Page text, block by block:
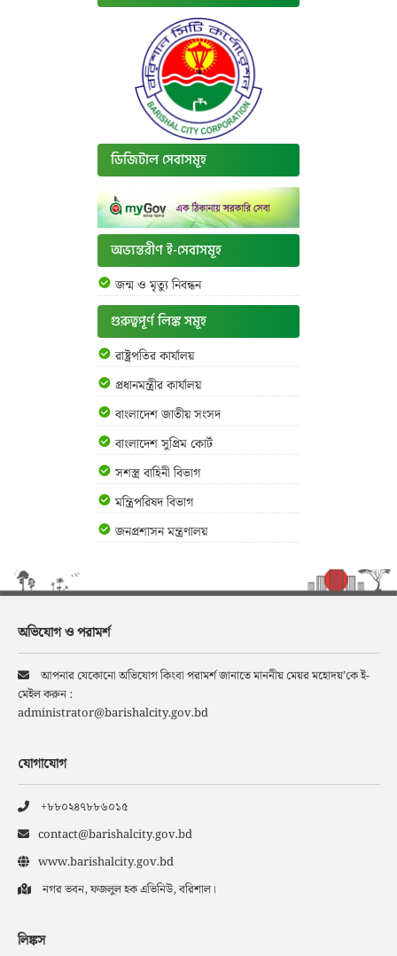
ডিজিটাল সেবাসমূহ
অভ্যন্তরীণ ই-সেবাসমূহ
জন্ম ও মৃত্যু নিবন্ধন
গুরুত্বপূর্ণ লিঙ্ক সমূহ
রাষ্ট্রপতির কার্যালয়
প্রধানমন্ত্রীর কার্যালয়
বাংলাদেশ জাতীয় সংসদ
বাংলাদেশ সুপ্রিম কোর্ট
সশস্ত্র বাহিনী বিভাগ
মন্ত্রিপরিষদ বিভাগ
জনপ্রশাসন মন্ত্রণালয়
অভিযোগ ও পরামর্শ
আপনার যেকোনো অভিযোগ কিংবা পরামর্শ জানাতে মাননীয় মেয়র মহোদয়’কে ই-
মেইল করুন :
administrator@barishalcity.gov.bd
যোগাযোগ
+৮৮০২৪৭৮৮৬০১৫
contact@barishalcity.gov.bd
www.barishalcity.gov.bd
নগর ভবন, ফজলুল হক এভিনিউ, বরিশাল।
লিঙ্কস